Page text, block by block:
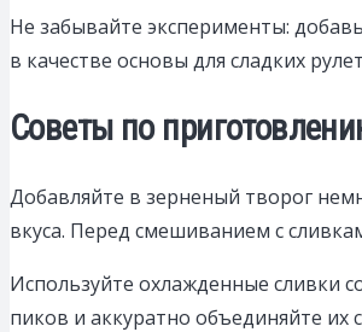
Не забывайте эксперименты:
в качестве основы для сладких
Советы по
Добавляйте в зерненый творог
вкуса. Перед смешиванием с
Используйте охлажденные сливки
пиков и аккуратно объединяйте